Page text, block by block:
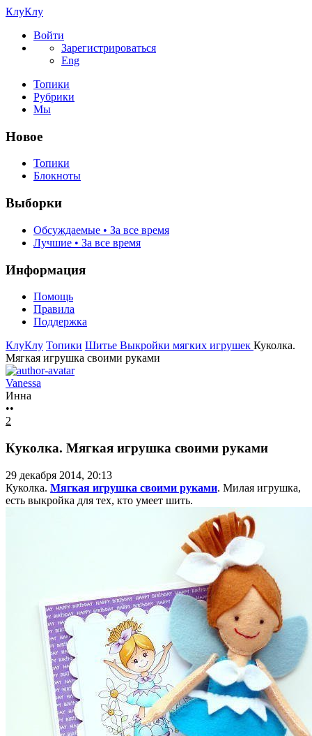
КлуКлу
Войти
Зарегистрироваться
Eng
Топики
Рубрики
Мы
Новое
Топики
Блокноты
Выборки
Обсуждаемые • За все время
Лучшие • За все время
Информация
Помощь
Правила
Поддержка
КлуКлу Топики Шитье Выкройки мягких игрушек Куколка.
Мягкая игрушка своими руками
Vanessa
Инна
••
2
Куколка. Мягкая игрушка своими руками
29 декабря 2014, 20:13
Куколка. Мягкая игрушка своими руками. Милая игрушка,
есть выкройка для тех, кто умеет шить.